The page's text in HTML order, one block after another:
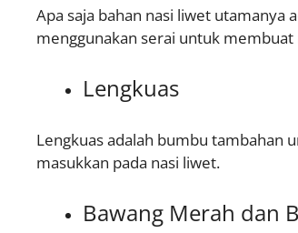
Apa saja bahan nasi liwet utamanya
menggunakan serai untuk
Lengkuas
Lengkuas adalah bumbu tambahan
masukkan pada nasi liwet.
Bawang Merah dan